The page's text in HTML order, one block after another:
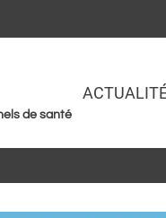
de santé